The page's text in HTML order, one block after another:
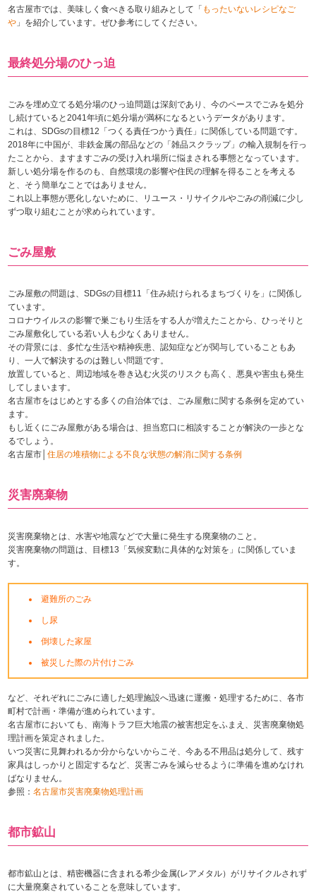
名古屋市では、美味しく食べきる取り組みとして「 もったいないレシピなご
や 」を紹介しています。ぜひ参考にしてください。
最終処分場のひっ迫
ごみを埋め立てる処分場のひっ迫問題は深刻であり、今のペースでごみを処分
し続けていると2041年頃に処分場が満杯になるというデータがあります。
これは、SDGsの目標12「つくる責任つかう責任」に関係している問題です。
2018年に中国が、非鉄金属の部品などの「雑品スクラップ」の輸入規制を行っ
たことから、ますますごみの受け入れ場所に悩まされる事態となっています。
新しい処分場を作るのも、自然環境の影響や住民の理解を得ることを考える
と、そう簡単なことではありません。
これ以上事態が悪化しないために、リユース・リサイクルやごみの削減に少し
ずつ取り組むことが求められています。
ごみ屋敷
ごみ屋敷の問題は、SDGsの目標11「住み続けられるまちづくりを」に関係し
ています。
コロナウイルスの影響で巣ごもり生活をする人が増えたことから、ひっそりと
ごみ屋敷化している若い人も少なくありません。
その背景には、多忙な生活や精神疾患、認知症などが関与していることもあ
り、一人で解決するのは難しい問題です。
放置していると、周辺地域を巻き込む火災のリスクも高く、悪臭や害虫も発生
してしまいます。
名古屋市をはじめとする多くの自治体では、ごみ屋敷に関する条例を定めてい
ます。
もし近くにごみ屋敷がある場合は、担当窓口に相談することが解決の一歩とな
るでしょう。
名古屋市│住居の堆積物による不良な状態の解消に関する条例
災害廃棄物
災害廃棄物とは、水害や地震などで大量に発生する廃棄物のこと。
災害廃棄物の問題は、目標13「気候変動に具体的な対策を」に関係していま
す。
避難所のごみ
し尿
倒壊した家屋
被災した際の片付けごみ
など、それぞれにごみに適した処理施設へ迅速に運搬・処理するために、各市
町村で計画・準備が進められています。
名古屋市においても、南海トラフ巨大地震の被害想定をふまえ、災害廃棄物処
理計画を策定されました。
いつ災害に見舞われるか分からないからこそ、今ある不用品は処分して、残す
家具はしっかりと固定するなど、災害ごみを減らせるように準備を進めなけれ
ばなりません。
参照：名古屋市災害廃棄物処理計画
都市鉱山
都市鉱山とは、精密機器に含まれる希少金属(レアメタル）がリサイクルされず
に大量廃棄されていることを意味しています。